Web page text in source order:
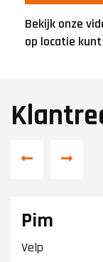
Bekijk onze
op locatie
Pim
Velp